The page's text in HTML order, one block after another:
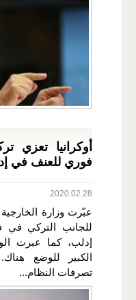
أوكرانيا تعزي
فوري للعنف في
2020.02.28
عبّرت وزارة الخارجية
للجانب التركي
إدلب، كما عبرت
الكبير للوضع هناك.
تصرفات النظام...